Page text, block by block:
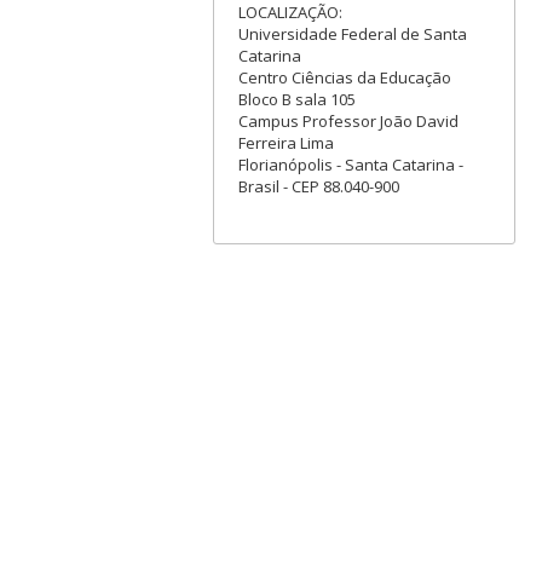
LOCALIZAÇÃO:
Universidade Federal de Santa
Catarina
Centro Ciências da Educação
Bloco B sala 105
Campus Professor João David
Ferreira Lima
Florianópolis - Santa Catarina -
Brasil - CEP 88.040-900